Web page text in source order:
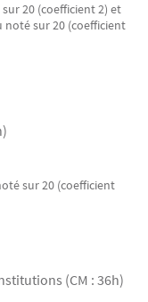
20 (coefficient 2) et
sur 20 (coefficient
sur 20 (coefficient
(CM : 36h)